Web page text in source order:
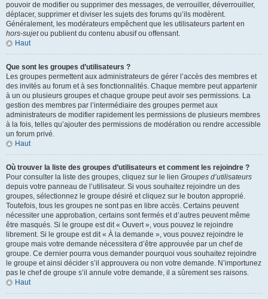
pouvoir de modifier ou supprimer des messages, de verrouiller, déverrouiller,
déplacer, supprimer et diviser les sujets des forums qu’ils modèrent.
Généralement, les modérateurs empêchent que les utilisateurs partent en
hors-sujetou publient du contenu abusif ou offensant.
Haut
Que sont les groupes d’utilisateurs ?
Les groupes permettent aux administrateurs de gérer l’accès des membres et
des invités au forum et à ses fonctionnalités. Chaque membre peut appartenir
à un ou plusieurs groupes et chaque groupe peut avoir ses permissions. La
gestion des membres par l’intermédiaire des groupes permet aux
administrateurs de modifier rapidement les permissions de plusieurs membres
à la fois, telles qu’ajouter des permissions de modération ou rendre accessible
un forum privé.
Haut
Où trouver la liste des groupes d’utilisateurs et comment les rejoindre ?
Pour consulter la liste des groupes, cliquez sur le lien Groupes d’utilisateurs
depuis votre panneau de l’utilisateur. Si vous souhaitez rejoindre un des
groupes, sélectionnez le groupe désiré et cliquez sur le bouton approprié.
Toutefois, tous les groupes ne sont pas en libre accès. Certains peuvent
nécessiter une approbation, certains sont fermés et d’autres peuvent même
être masqués. Si le groupe est dit « Ouvert », vous pouvez le rejoindre
librement. Si le groupe est dit « À la demande », vous pouvez rejoindre le
groupe mais votre demande nécessitera d’être approuvée par un chef de
groupe. Ce dernier pourra vous demander pourquoi vous souhaitez rejoindre
le groupe et ainsi décider s’il approuvera ou non votre demande. N’importunez
pas le chef de groupe s’il annule votre demande, il a sûrement ses raisons.
Haut